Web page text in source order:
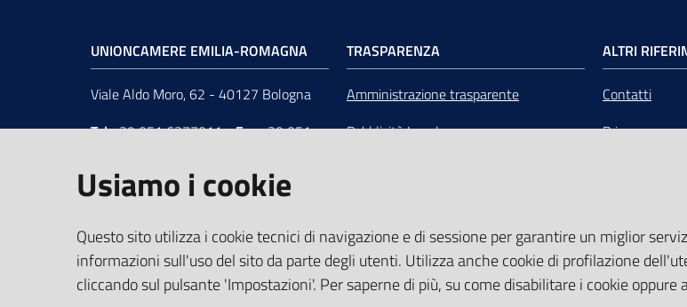
UNIONCAMERE EMILIA-ROMAGNA
Viale Aldo Moro, 62 - 40127 Bologna
Tel+39 051 6377011-Fax+39 051
e-mail:segreteria@rer.camcom.it
unioncamereemiliaromagna@legalmail.it
Partita Iva: 02294450370 -C.F.
80062830379 -iPA: UFUS8I
TRASPARENZA
Amministrazione trasparente
Pubblicità Legale
ALTRI
Contatti
Privacy
Sito
Usiamo i cookie
Questo sito utilizza i cookie tecnici di navigazione e di sessione per garantire un miglior
informazioni sull'uso del sito da parte degli utenti. Utilizza anche cookie di profilazione
cliccando sul pulsante 'Impostazioni'. Per saperne di più, su come disabilitare i cookie